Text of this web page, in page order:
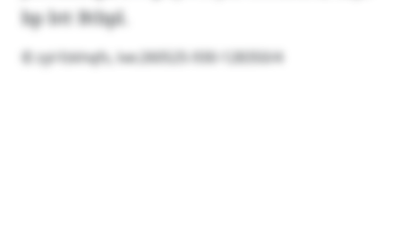
bp btt Btbpl.
© zyl-fzkhqfs, lve:260525-930-128350/4